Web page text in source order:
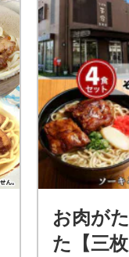
お肉が
た【三